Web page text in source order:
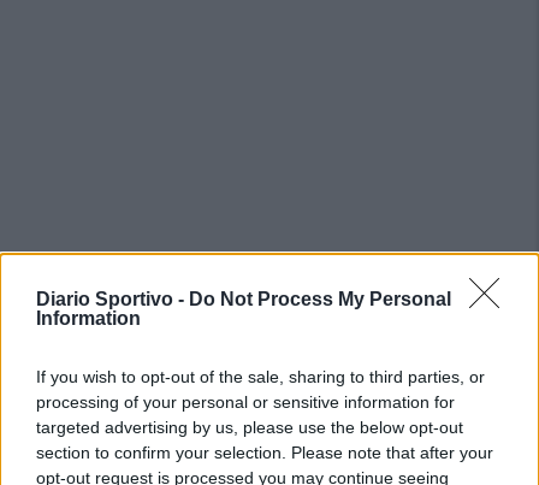
Diario Sportivo - Do Not Process My Personal
Information
If you wish to opt-out of the sale, sharing to third parties, or
processing of your personal or sensitive information for
targeted advertising by us, please use the below opt-out
section to confirm your selection. Please note that after your
opt-out request is processed you may continue seeing
Cabrera, Tesio, Limongelli, Bolzicco e tanti
giovani tra i…
7 Ago 2026
Il Selargius rinforza il centrocampo con